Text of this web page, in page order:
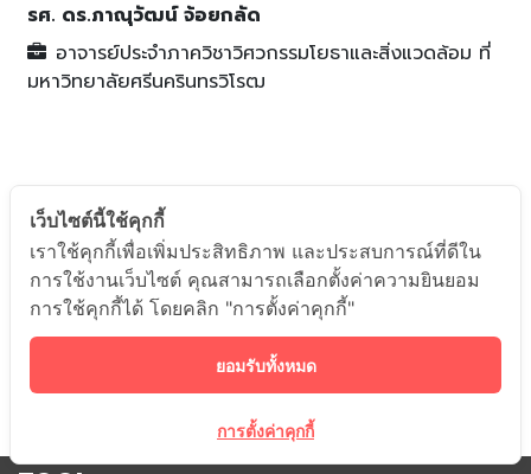
รศ. ดร.ภาณุวัฒน์ จ้อยกลัด
อาจารย์ประจำภาควิชาวิศวกรรมโยธาและสิ่งแวดล้อม ที่
มหาวิทยาลัยศรีนครินทรวิโรฒ
เว็บไซต์นี้ใช้คุกกี้
เราใช้คุกกี้เพื่อเพิ่มประสิทธิภาพ และประสบการณ์ที่ดีใน
การใช้งานเว็บไซต์ คุณสามารถเลือกตั้งค่าความยินยอม
การใช้คุกกี้ได้ โดยคลิก "การตั้งค่าคุกกี้"
ยอมรับทั้งหมด
การตั้งค่าคุกกี้